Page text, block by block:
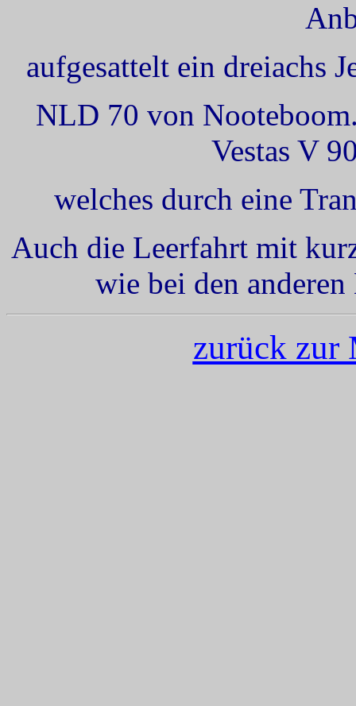
aufgesattelt ein dreiachs
NLD 70 von
Vestas V
welches durch eine
Auch die Leerfahrt mit
wie bei den
zurück zur